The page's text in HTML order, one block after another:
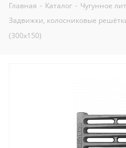
Главная - Каталог - Чугунное
Задвижки, колосниковые
(300х150)